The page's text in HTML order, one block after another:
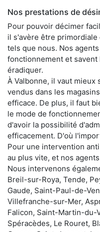
Nos prestations de
Pour pouvoir décimer
il s'avère être
tels que nous. Nos
fonctionnement et
éradiquer.
À Valbonne, il vaut
vendus dans les
efficace. De plus, il faut
le mode de
d'avoir la possibilité
efficacement. D'où
Pour une intervention
au plus vite, et nos
Nous intervenons
Breil-sur-Roya, Tende,
Gaude, Saint-Paul-de-
Villefranche-sur-Mer,
Falicon, Saint-Martin-du-
Spéracèdes, Le Rouret,